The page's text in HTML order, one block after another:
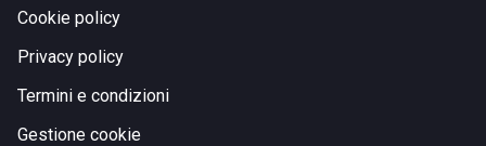
Cookie policy
Privacy policy
Termini e condizioni
Gestione cookie